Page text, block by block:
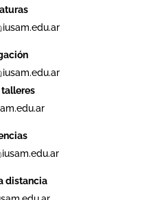
talleres
distancia